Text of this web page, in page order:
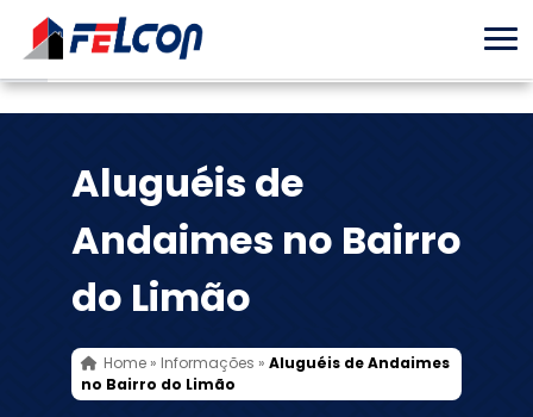
Aluguéis de
Andaimes no Bairro
do Limão
Home» Informações » Aluguéis de Andaimes
no Bairro do Limão